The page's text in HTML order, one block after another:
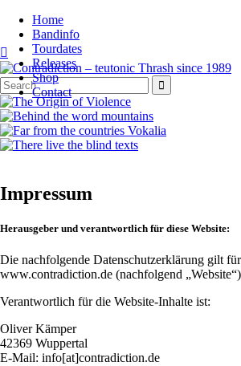

Home
Bandinfo
Tourdates
Releases
Shop
Contact
Impressum
Herausgeber und verantwortlich für diese Website:
Die nachfolgende Datenschutzerklärung gilt
www.contradiction.de (nachfolgend
Verantwortlich für die Website-Inhalte ist:
Oliver Kämper
42369 Wuppertal
E-Mail: info[at]contradiction.de